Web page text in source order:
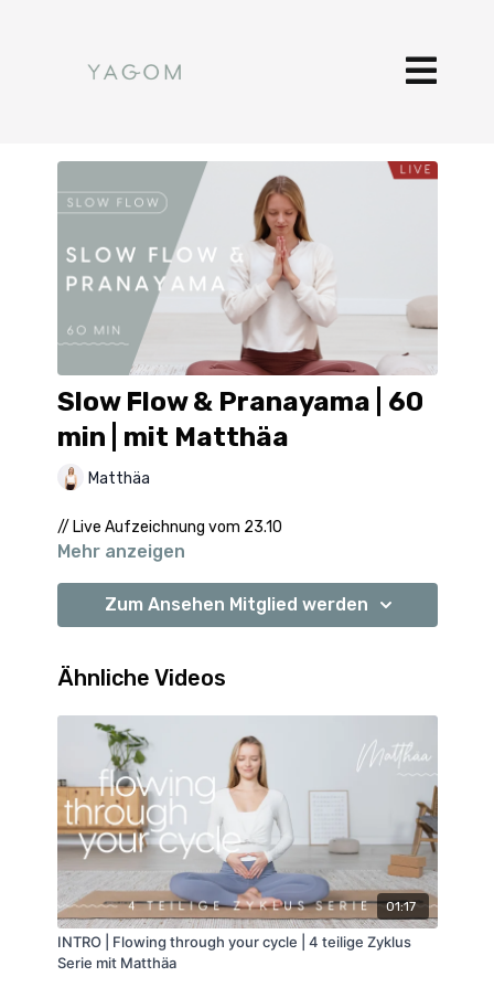
Slow Flow & Pranayama | 60
min | mit Matthäa
Matthäa
// Live Aufzeichnung vom 23.10
Mehr anzeigen
Zum Ansehen Mitglied werden
Ähnliche Videos
01:17
INTRO | Flowing through your cycle | 4 teilige Zyklus
Serie mit Matthäa